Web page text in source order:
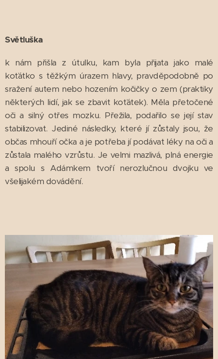
Světluška
k nám přišla z útulku, kam byla přijata jako malé
koťátko s těžkým úrazem hlavy, pravděpodobně po
sražení autem nebo hozením kočičky o zem (praktiky
některých lidí, jak se zbavit koťátek). Měla přetočené
oči a silný otřes mozku. Přežila, podařilo se její stav
stabilizovat. Jediné následky, které jí zůstaly jsou, že
občas mhouří očka a je potřeba jí podávat léky na oči a
zůstala malého vzrůstu. Je velmi mazlivá, plná energie
a spolu s Adámkem tvoří nerozlučnou dvojku ve
všelijakém dovádění.